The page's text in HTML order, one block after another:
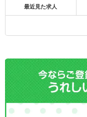
最近見た求人